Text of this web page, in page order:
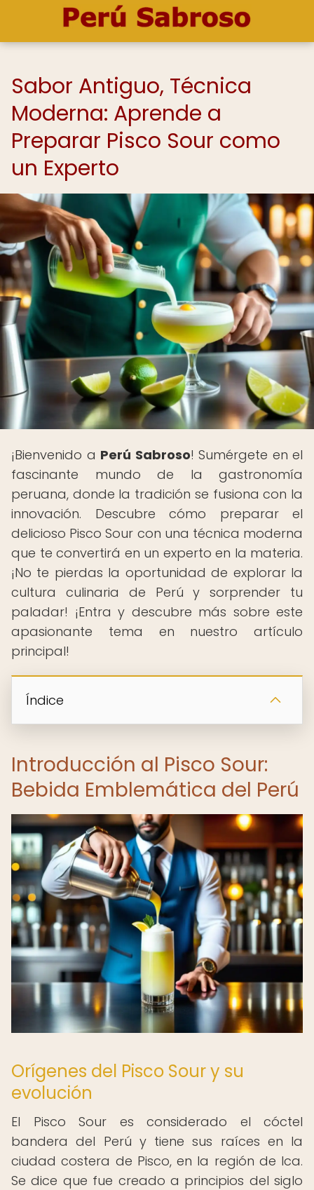
Sabor Antiguo, Técnica
Moderna: Aprende a
Preparar Pisco Sour como
un Experto
¡Bienvenido a Perú Sabroso! Sumérgete en el
fascinante mundo de la gastronomía
peruana, donde la tradición se fusiona con la
innovación. Descubre cómo preparar el
delicioso Pisco Sour con una técnica moderna
que te convertirá en un experto en la materia.
¡No te pierdas la oportunidad de explorar la
cultura culinaria de Perú y sorprender tu
paladar! ¡Entra y descubre más sobre este
apasionante tema en nuestro artículo
principal!
Índice
Introducción al Pisco Sour:
Bebida Emblemática del Perú
Orígenes del Pisco Sour y su
evolución
El Pisco Sour es considerado el cóctel
bandera del Perú y tiene sus raíces en la
ciudad costera de Pisco, en la región de Ica.
Se dice que fue creado a principios del siglo